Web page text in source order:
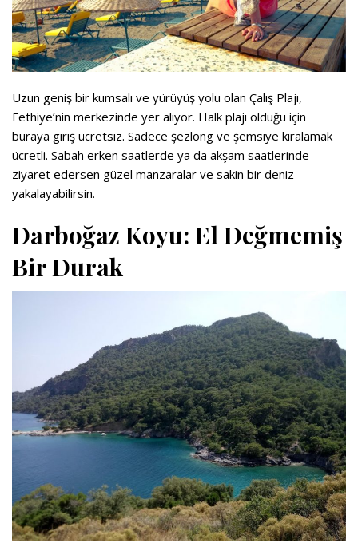
Uzun geniş bir kumsalı ve yürüyüş yolu olan Çalış Plajı,
Fethiye’nin merkezinde yer alıyor. Halk plajı olduğu için
buraya giriş ücretsiz. Sadece şezlong ve şemsiye kiralamak
ücretli. Sabah erken saatlerde ya da akşam saatlerinde
ziyaret edersen güzel manzaralar ve sakin bir deniz
yakalayabilirsin.
Darboğaz Koyu: El Değmemiş
Bir Durak